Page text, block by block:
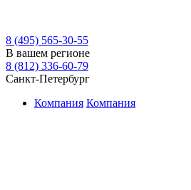
8 (495) 565-30-55
В вашем регионе
8 (812) 336-60-79
Санкт-Петербург
Компания Компания